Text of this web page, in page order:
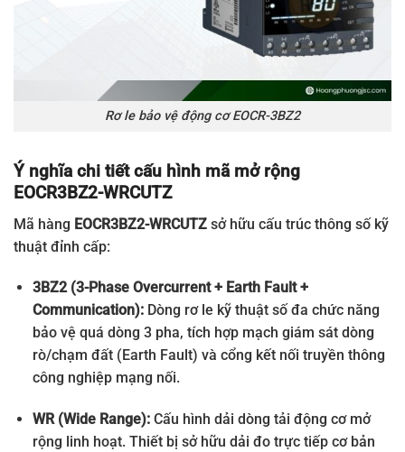
Rơ le bảo vệ động cơ EOCR-3BZ2
Ý nghĩa chi tiết cấu hình mã mở rộng
EOCR3BZ2-WRCUTZ
Mã hàng EOCR3BZ2-WRCUTZ sở hữu cấu trúc thông số kỹ
thuật đỉnh cấp:
3BZ2 (3-Phase Overcurrent + Earth Fault +
Communication):Dòng rơ le kỹ thuật số đa chức năng
bảo vệ quá dòng 3 pha, tích hợp mạch giám sát dòng
rò/chạm đất (Earth Fault) và cổng kết nối truyền thông
công nghiệp mạng nối.
WR (Wide Range):Cấu hình dải dòng tải động cơ mở
rộng linh hoạt. Thiết bị sở hữu dải đo trực tiếp cơ bản